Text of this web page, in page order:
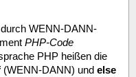
WENN-DANN-
PHP-Code
PHP heißen die
(WENN-DANN) und else